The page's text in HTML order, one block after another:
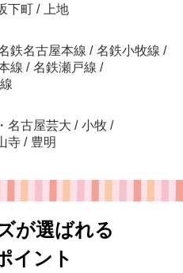
下町 /
上地
鉄名古屋本線 / 名鉄小牧線 /
線 / 名鉄瀬戸線 /
名古屋芸大 / 小牧 /
寺 / 豊明
が選ばれる
イント